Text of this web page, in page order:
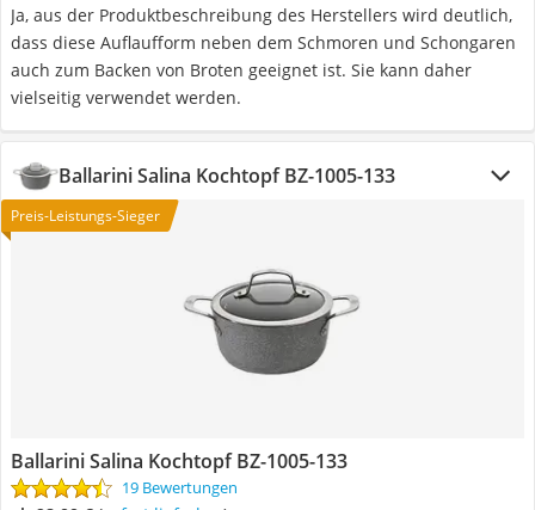
Ja, aus der Produktbeschreibung des Herstellers wird deutlich,
dass diese Auflaufform neben dem Schmoren und Schongaren
auch zum Backen von Broten geeignet ist. Sie kann daher
vielseitig verwendet werden.
Ballarini Salina Kochtopf ‎BZ-1005-133
Preis-Leistungs-Sieger
Ballarini Salina Kochtopf ‎BZ-1005-133
19 Bewertungen